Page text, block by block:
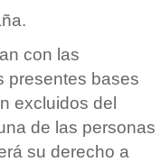
a.
con las
presentes bases
n excluidos del
de las personas
á su derecho a